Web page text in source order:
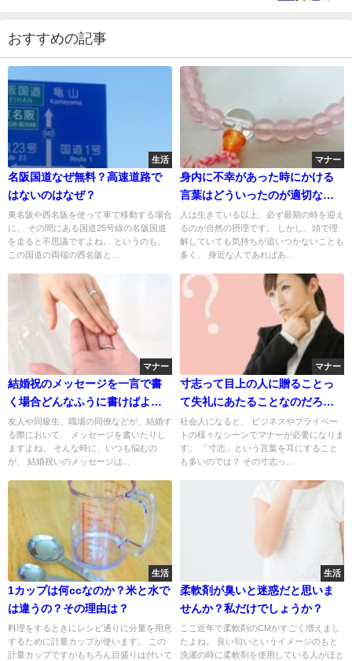
おすすめの記事
生活
名阪国道なぜ無料？高速道路で
はないのはなぜ？
東名阪や西名阪を使って車で移動する場合
に、 その間にある国道25号線の名阪国道
を走ると不思議ですよね。 というのも、
この国道の両端の西名阪と...
マナー
身内に不幸があった時にかける
言葉はどういったのが適切なん
だろう？
人は生きている以上、必ず最期の時を迎え
るのが自然の摂理です。 しかし、頭で理
解していても気持ちが追いつかないことも
多く、 身近な人であればあ...
マナー
結婚祝のメッセージを一言で書
く場合どんなふうに書けばよい
のだろう？
友人や同級生、職場の同僚などが、結婚す
る際において、 メッセージを書いたりし
ますよね。 そんな時に、いつも悩むの
が、 結婚祝いのメッセージは...
マナー
寸志って目上の人に贈ることっ
て失礼にあたることなのだろう
か？
社会人になると、 ビジネスやプライベー
トの様々なシーンでマナーが必要になりま
す。 「寸志」という言葉を耳にすること
も多いのでは？ その寸志っ...
生活
1カップは何ccなのか？米と水で
は違うの？その理由は？
料理をするときにレシピ通りに分量を用意
するために計量カップが使います。 この
計量カップですがもちろん目盛りは付いて
生活
柔軟剤が臭いと迷惑だと思いま
せんか？私だけでしょうか？
ここ近年で柔軟剤のCMがすごく増えまし
たよね。 良い匂いというイメージのもと
洗濯の時に柔軟剤を使用している人がほと